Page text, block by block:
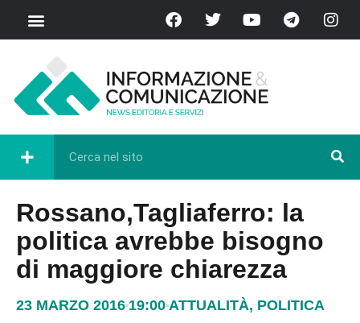
Rossano,Tagliaferro: la
politica avrebbe bisogno
di maggiore chiarezza
23 MARZO 2016 19:00 ATTUALITÀ, POLITICA